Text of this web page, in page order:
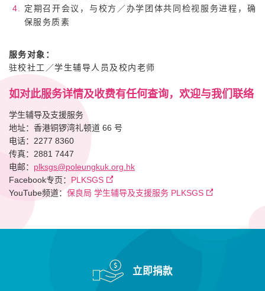
定期召开会议，与校方／办学团体共同检视服务进程，确
保服务质素
服务对象：
驻校社工／学生辅导人员及校内老师
如对此服务详情及收费有任何查询，欢迎与我们联络
学生辅导及支援服务
地址：香港铜锣湾礼顿道 66 号
电话：2277 8360
传真：2881 7447
电邮： plksgs@poleungkuk.org.hk
Facebook专页： PLKSGS
YouTube频道： 保良局 学生辅导及支援服务 PLKSGS
立即捐款